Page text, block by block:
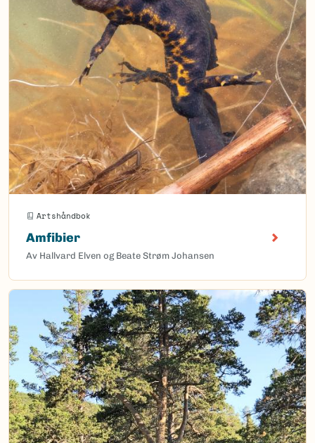
Artshåndbok
Amfibier
Av Hallvard Elven og Beate Strøm Johansen